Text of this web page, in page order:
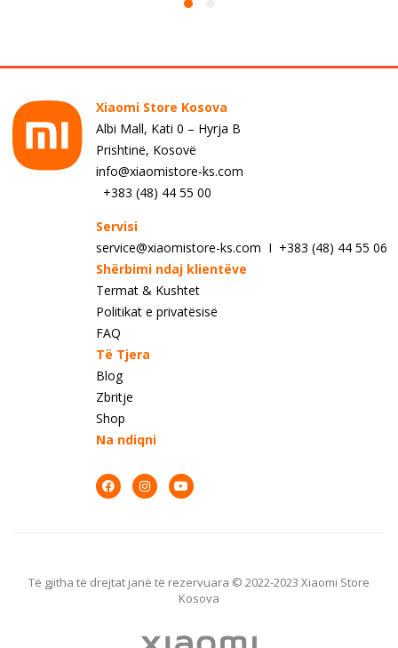
Xiaomi Store Kosova
Albi Mall, Kati 0 – Hyrja B
Prishtinë, Kosovë
info@xiaomistore-ks.com
+383 (48) 44 55 00
Servisi
service@xiaomistore-ks.com I +383 (48) 44 55 06
Shërbimi ndaj klientëve
Termat & Kushtet
Politikat e privatësisë
FAQ
Të Tjera
Blog
Zbritje
Shop
Na ndiqni
Të gjitha të drejtat janë të rezervuara © 2022-2023 Xiaomi Store
Kosova